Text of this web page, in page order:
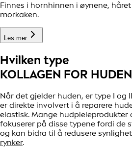
Finnes i hornhinnen i øynene,
morkaken.
Les mer
Hvilken type
KOLLAGEN FOR
Når det gjelder huden, er type I og
er direkte involvert i å reparere
elastisk. Mange hudpleieprodukter
fokuserer på disse typene fordi de
og kan bidra til å redusere
rynker.